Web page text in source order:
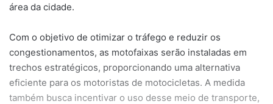
área da cidade.
Com o objetivo de otimizar o tráfego e reduzir os
congestionamentos, as motofaixas serão instaladas em
trechos estratégicos, proporcionando uma alternativa
eficiente para os motoristas de motocicletas. A medida
também busca incentivar o uso desse meio de transporte,